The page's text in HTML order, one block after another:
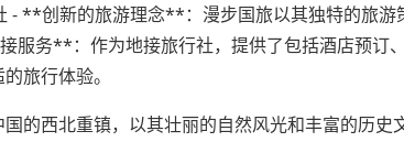
- **创新的旅游理念**：漫步国旅以其独特的旅游
服务**：作为地接旅行社，提供了包括酒店预订
旅行体验。
的西北重镇，以其壮丽的自然风光和丰富的历